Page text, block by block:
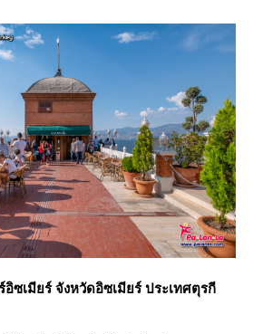
หมด ต่างก็เกิดขึ้นที่นี่ ทำให้จัตุรัส
น สัญลักษณ์ของประเทศจีนในยุค
ซเมียร์ จังหวัดอิซเมียร์ ประเทศตุรกี